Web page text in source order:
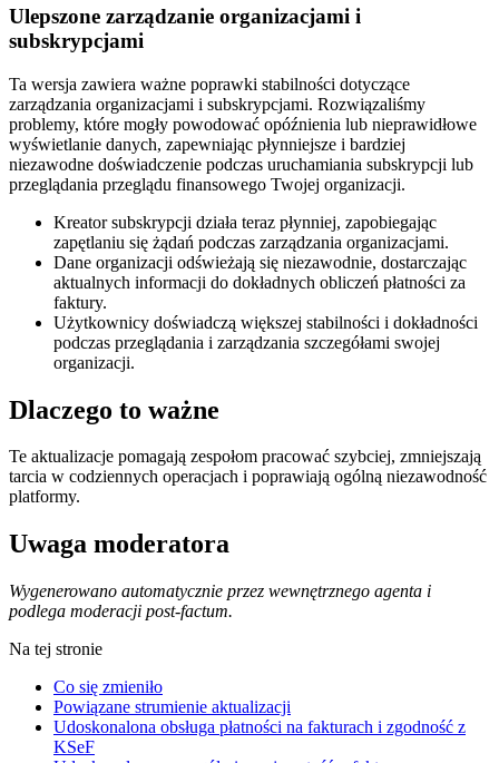
Ulepszone zarządzanie organizacjami i
subskrypcjami
Ta wersja zawiera ważne poprawki stabilności dotyczące
zarządzania organizacjami i subskrypcjami. Rozwiązaliśmy
problemy, które mogły powodować opóźnienia lub nieprawidłowe
wyświetlanie danych, zapewniając płynniejsze i bardziej
niezawodne doświadczenie podczas uruchamiania subskrypcji lub
przeglądania przeglądu finansowego Twojej organizacji.
Kreator subskrypcji działa teraz płynniej, zapobiegając
zapętlaniu się żądań podczas zarządzania organizacjami.
Dane organizacji odświeżają się niezawodnie, dostarczając
aktualnych informacji do dokładnych obliczeń płatności za
faktury.
Użytkownicy doświadczą większej stabilności i dokładności
podczas przeglądania i zarządzania szczegółami swojej
organizacji.
Dlaczego to ważne
Te aktualizacje pomagają zespołom pracować szybciej, zmniejszają
tarcia w codziennych operacjach i poprawiają ogólną niezawodność
platformy.
Uwaga moderatora
Wygenerowano automatycznie przez wewnętrznego agenta i
podlega moderacji post-factum.
Na tej stronie
Co się zmieniło
Powiązane strumienie aktualizacji
Udoskonalona obsługa płatności na fakturach i zgodność z
KSeF